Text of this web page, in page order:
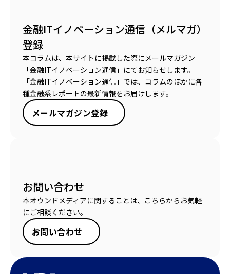
金融ITイノベーション通信（メルマガ）
登録
本コラムは、本サイトに掲載した際にメールマガジン
「金融ITイノベーション通信」にてお知らせします。
「金融ITイノベーション通信」では、コラムのほかに各
種金融系レポートの最新情報をお届けします。
メールマガジン登録
お問い合わせ
本オウンドメディアに関することは、こちらからお気軽
にご相談ください。
お問い合わせ